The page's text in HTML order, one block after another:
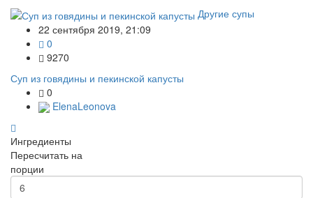
Другие супы
22 сентября 2019, 21:09
0
9270
Суп из говядины и пекинской капусты
0
ElenaLeonova
Ингредиенты
Пересчитать на
порции